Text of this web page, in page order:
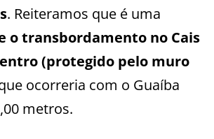
. Reiteramos que é uma
o transbordamento no Cais
(protegido pelo muro
ocorreria com o Guaíba
metros.